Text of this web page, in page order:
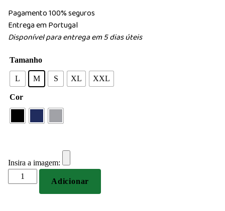
Pagamento 100% seguros
Entrega em Portugal
Disponível para entrega em 5 dias úteis
Tamanho
L M S XL XXL
Cor
Insira a imagem:
Quantidade
de
Adicionar